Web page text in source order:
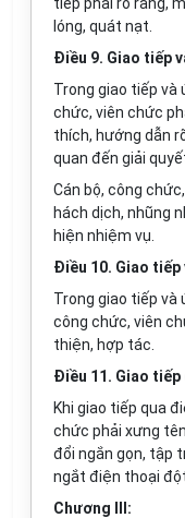
lóng, quát nạt.
Điều 9. Giao tiếp
Trong giao tiếp và
chức, viên chức
thích, hướng dẫn
quan đến giải
Cán bộ, công
hách dịch, nhũng
hiện nhiệm vụ.
Điều 10. Giao
Trong giao tiếp và
công chức, viên
thiện, hợp tác.
Điều 11. Giao
Khi giao tiếp qua
chức phải xưng
đổi ngắn gọn, tập
ngắt điện thoại
Chương III: